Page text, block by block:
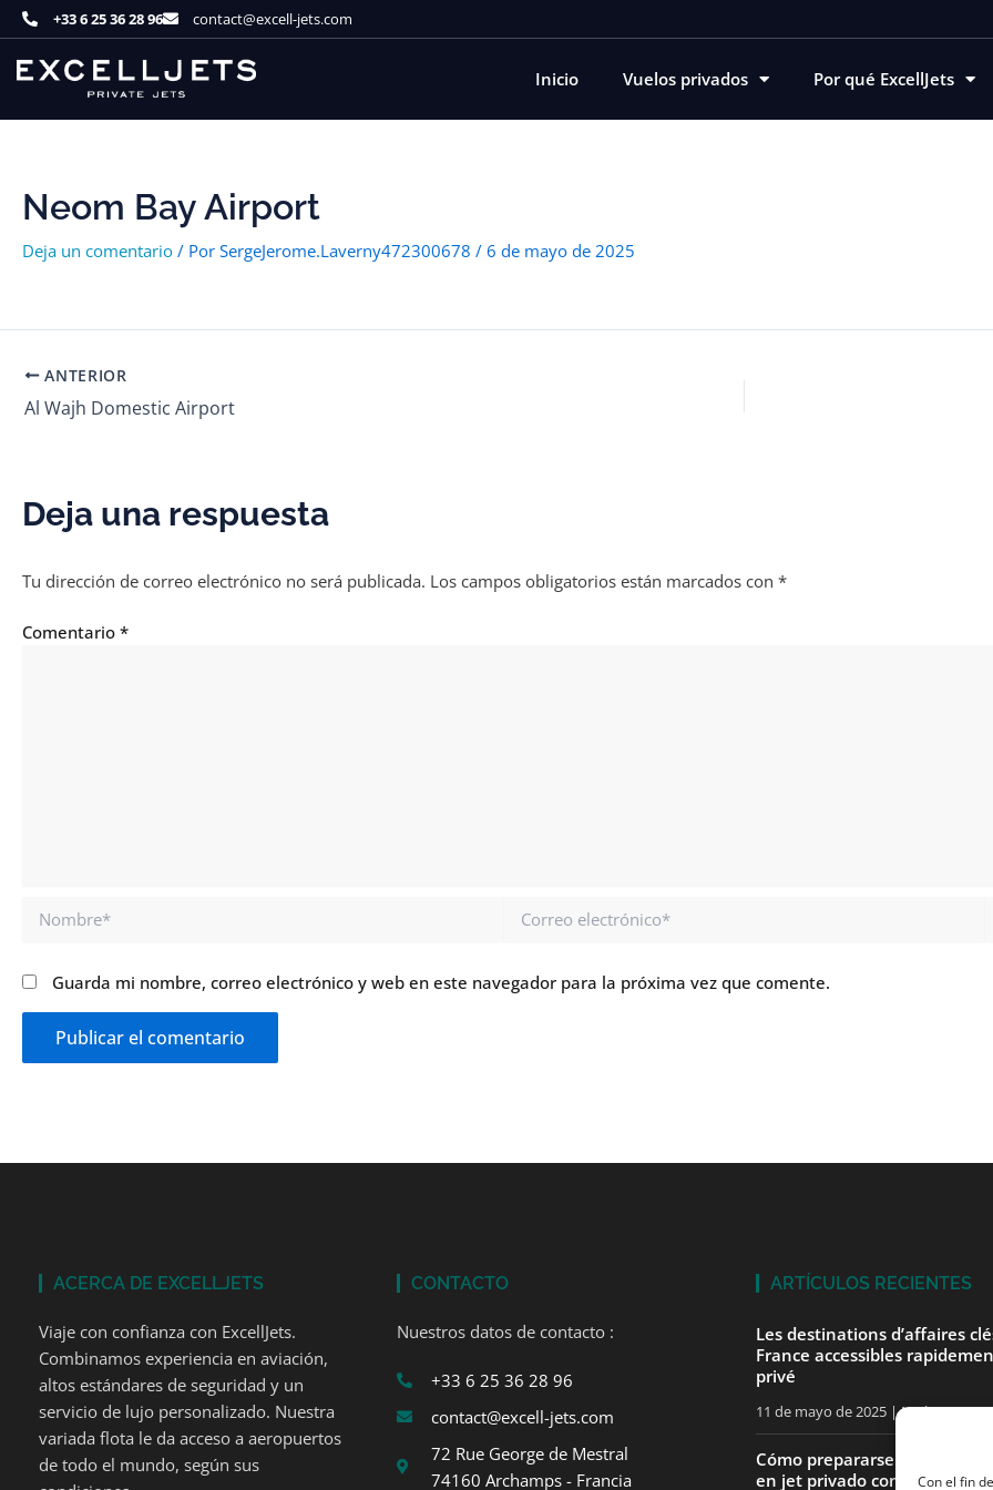
Con el fin
al
contenido
+33 6 25 36 28 96 contact@excell-jets.com
Inicio Vuelos privados Por qué ExcellJets
Neom Bay Airport
Deja un comentario / Por SergeJerome.Laverny472300678 / 6 de mayo de 2025
ANTERIOR
Al Wajh Domestic Airport
Deja una respuesta
Tu dirección de correo electrónico no será publicada. Los campos obligatorios están marcados con *
Comentario *
Nombre*
Correo
Guarda mi nombre, correo electrónico y web en este navegador para la próxima vez que comente.
ACERCA DE EXCELLJETS
Viaje con confianza con ExcellJets.
Combinamos experiencia en aviación,
altos estándares de seguridad y un
servicio de lujo personalizado. Nuestra
variada flota le da acceso a aeropuertos
de todo el mundo, según sus
CONTACTO
Nuestros datos de contacto :
+33 6 25 36 28 96
contact@excell-jets.com
72 Rue George de Mestral
74160 Archamps - Francia
ARTÍCULOS RECIENTES
Les destinations d’affaires
France accessibles
privé
11 de mayo de 2025 No hay
Cómo prepararse para su
en jet privado con ExcellJets